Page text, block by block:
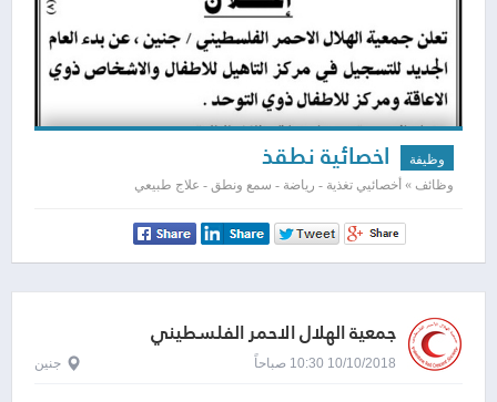
وظيفة اخصائية نطقذ
وظائف » أخصائيي تغذية - رياضة - سمع ونطق - علاج طبيعي
جمعية الهلال الاحمر الفلسطيني
10/10/2018 10:30 صباحاً جنين